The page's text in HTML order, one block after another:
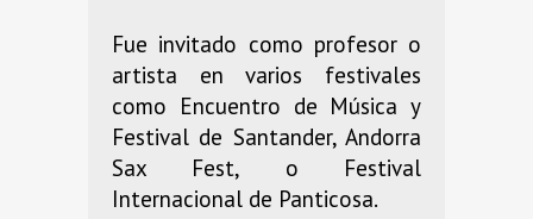
Fue invitado como profesor o
artista en varios festivales
como Encuentro de Música y
Festival de Santander, Andorra
Sax Fest, o Festival
Internacional de Panticosa.